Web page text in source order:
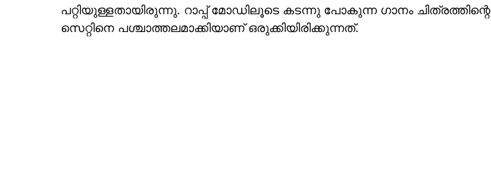
പറ്റിയുള്ളതായിരുന്നു. റാപ്പ് മോഡിലൂടെ കടന്നു പോകുന്ന ഗാനം ചിത്രത്തിന്റെ
സെറ്റിനെ പശ്ചാത്തലമാക്കിയാണ് ഒരുക്കിയിരിക്കുന്നത്.